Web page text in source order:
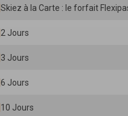
Skiez à la Carte : le forfait
2 Jours
3 Jours
6 Jours
10 Jours